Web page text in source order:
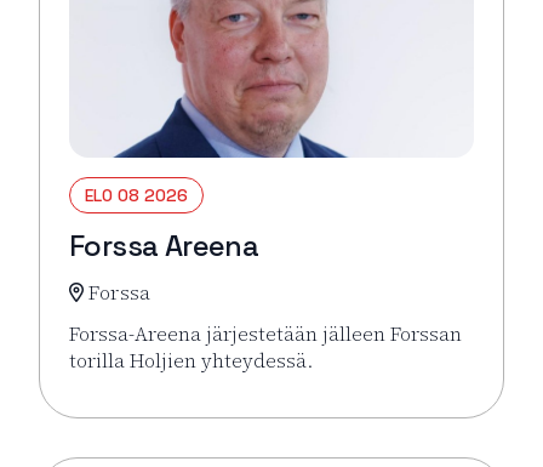
ELO 08 2026
Forssa Areena
Forssa
Forssa-Areena järjestetään jälleen Forssan
torilla Holjien yhteydessä.